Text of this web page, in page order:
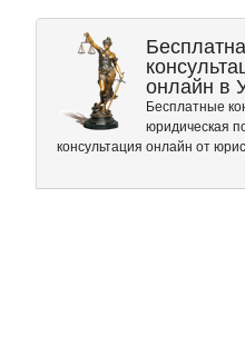
онлайн в
Бесплатные
юридическая
консультация онлайн от